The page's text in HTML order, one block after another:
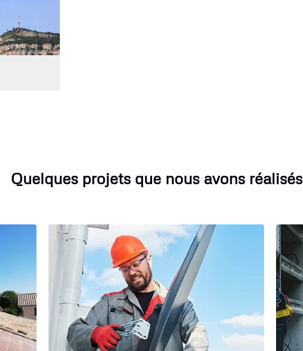
Quelques projets que nous avons réalisés